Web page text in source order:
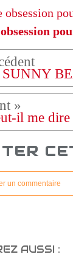
un commentaire
AUSSI :